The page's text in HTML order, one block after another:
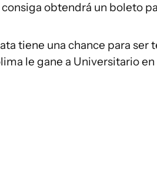
obtendrá un boleto
tiene una chance para ser
le gane a Universitario en